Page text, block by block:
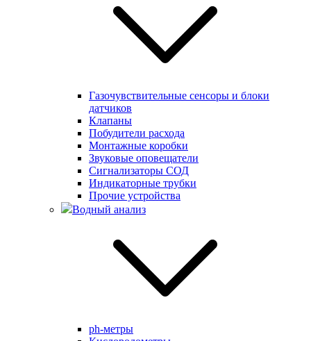
Газочувствительные сенсоры и блоки
датчиков
Клапаны
Побудители расхода
Монтажные коробки
Звуковые оповещатели
Сигнализаторы СОД
Индикаторные трубки
Прочие устройства
Водный анализ
ph-метры